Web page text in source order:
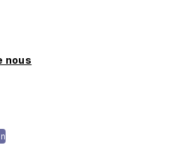
nous